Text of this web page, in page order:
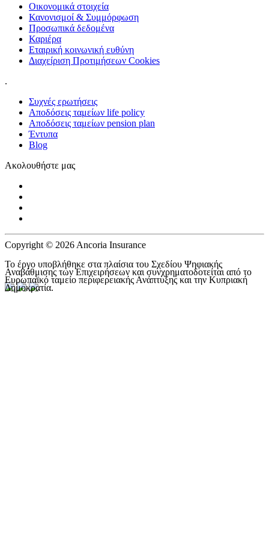
Οικονομικά στοιχεία
Κανονισμοί & Συμμόρφωση
Προσωπικά δεδομένα
Καριέρα
Εταιρική κοινωνική ευθύνη
Διαχείριση Προτιμήσεων Cookies
.
Συχνές ερωτήσεις
Αποδόσεις ταμείων life policy
Αποδόσεις ταμείων pension plan
Έντυπα
Blog
Ακολουθήστε μας
Copyright © 2026 Ancoria Insurance
Το έργο υποβλήθηκε στα πλαίσια του Σχεδίου Ψηφιακής
Αναβάθμισης των Επιχειρήσεων και συνχρηματοδοτείται από το
Ευρωπαϊκό ταμείο περιφερειακής Ανάπτυξης και την Κυπριακή
Δημοκρατία.